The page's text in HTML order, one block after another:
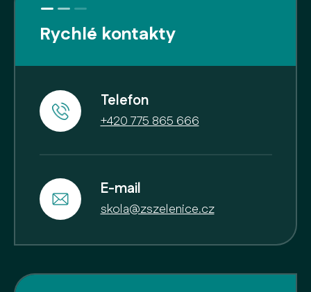
Rychlé kontakty
Telefon
+420 775 865 666
E-mail
skola@zszelenice.cz